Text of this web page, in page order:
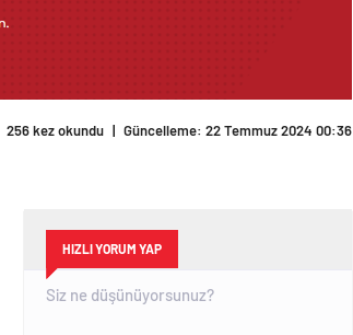
256 kez okundu | Güncelleme: 22 Temmuz 2024 00:36
HIZLI YORUM YAP